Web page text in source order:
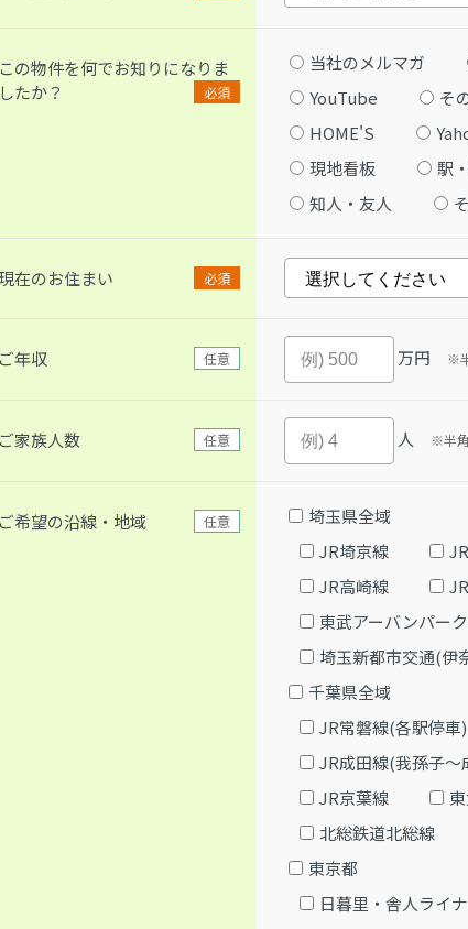
この物件を何でお知りになりま
したか？
必須
当社のメルマガ
YouTube
そ
HOME'S
現地看板
駅
知人・友人
在のお住まい 必須
ご年収 任意 万円 ※
ご家族人数 任意 人 ※半
ご希望の沿線・地域 任意
埼玉県全域
JR埼京線
JR高崎線
東武アーバンパー
埼玉新都市交通(伊
千葉県全域
JR常磐線(各駅停車)
JR成田線(我孫子～
JR京葉線
北総鉄道北総線
東京都
日暮里・舎人ライ